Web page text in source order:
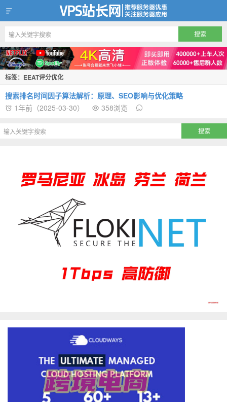
VPS站长网
标签：EEAT评分优化
‌搜索排名时间因子算法解析：原理、SEO影响与优化策略
1年前（2025-03-30）
358浏览